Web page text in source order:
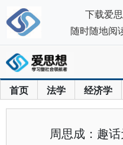
首页 法学 经济学
周思成：趣
下载爱
随时随地阅